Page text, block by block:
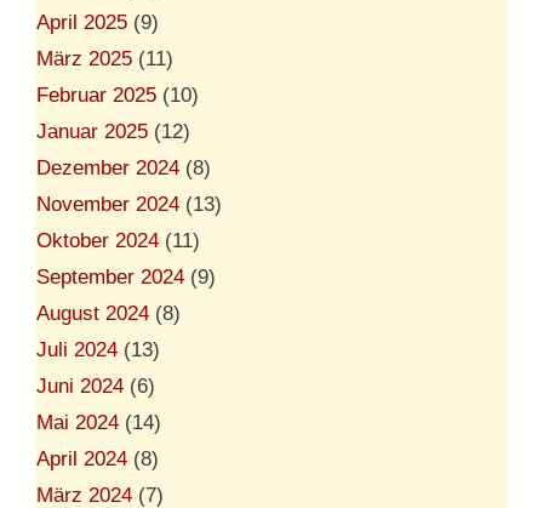
April 2025 (9)
März 2025 (11)
Februar 2025 (10)
Januar 2025 (12)
Dezember 2024 (8)
November 2024 (13)
Oktober 2024 (11)
September 2024 (9)
August 2024 (8)
Juli 2024 (13)
Juni 2024 (6)
Mai 2024 (14)
April 2024 (8)
März 2024 (7)